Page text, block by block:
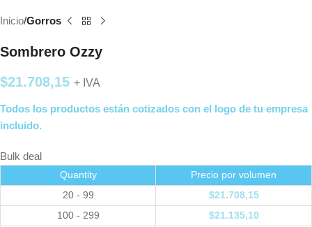
Inicio Gorros
Sombrero Ozzy
$21.708,15 + IVA
Todos los productos están cotizados con el logo de tu empresa
incluido.
Bulk deal
Quantity
Precio por volumen
20 - 99
$21.708,15
100 - 299
$21.135,10